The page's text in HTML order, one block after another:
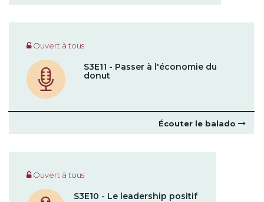
Ouvert à tous
S3E11 - Passer à l'économie du
donut
Écouter le balado
Ouvert à tous
S3E10 - Le leadership positif